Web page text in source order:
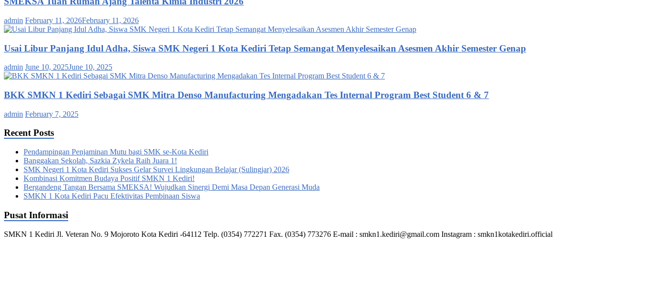
admin February 11, 2026February 11, 2026
Usai Libur Panjang Idul Adha, Siswa SMK Negeri 1 Kota Kediri Tetap Semangat Menyelesaikan Asesmen Akhir Semester Genap
admin June 10, 2025June 10, 2025
BKK SMKN 1 Kediri Sebagai SMK Mitra Denso Manufacturing Mengadakan Tes Internal Program Best Student 6 & 7
admin February 7, 2025
Recent Posts
Pendampingan Penjaminan Mutu bagi SMK se-Kota Kediri
Banggakan Sekolah, Sazkia Zykela Raih Juara 1!
SMK Negeri 1 Kota Kediri Sukses Gelar Survei Lingkungan Belajar (Sulingjar) 2026
Kombinasi Komitmen Budaya Positif SMKN 1 Kediri!
Bergandeng Tangan Bersama SMEKSA! Wujudkan Sinergi Demi Masa Depan Generasi Muda
SMKN 1 Kota Kediri Pacu Efektivitas Pembinaan Siswa
Pusat Informasi
SMKN 1 Kediri Jl. Veteran No. 9 Mojoroto Kota Kediri -64112 Telp. (0354) 772271 Fax. (0354) 773276 E-mail : smkn1.kediri@gmail.com Instagram : smkn1kotakediri.official